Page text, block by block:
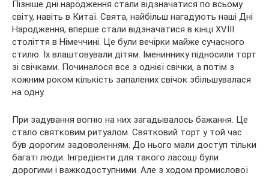
Пізніше дні народження стали відзначатися по всьому
світу, навіть в Китаї. Свята, найбільш нагадують наші Дні
Народження, вперше стали відзначатися в кінці XVIII
століття в Німеччині. Це були вечірки майже сучасного
стилю. Їх влаштовували дітям. Імениннику підносили торт
зі свічками. Починалося все з однієї свічки, а потім з
кожним роком кількість запалених свічок збільшувалася
на одну.
При задування вогню на них загадывалось бажання. Це
стало святковим ритуалом. Святковий торт у той час
був дорогим задоволенням. До нього мали доступ тільки
багаті люди. Інгредієнти для такого ласощі були
дорогими і важкодоступними. Але з ходом промислової